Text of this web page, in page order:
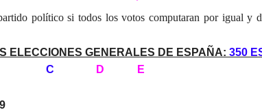
político si todos los votos computaran por igual y
ELECCIONES GENERALES DE ESPAÑA: 350
C D
E